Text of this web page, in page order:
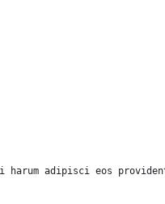
adipisci eos